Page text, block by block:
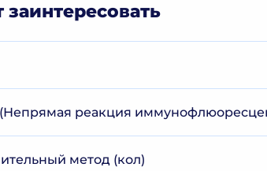
реакция
метод (кол)